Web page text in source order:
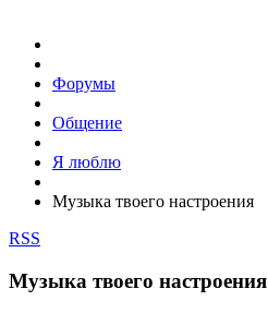
Форумы
Общение
Я люблю
Музыка твоего настроения
RSS
Музыка твоего настроения